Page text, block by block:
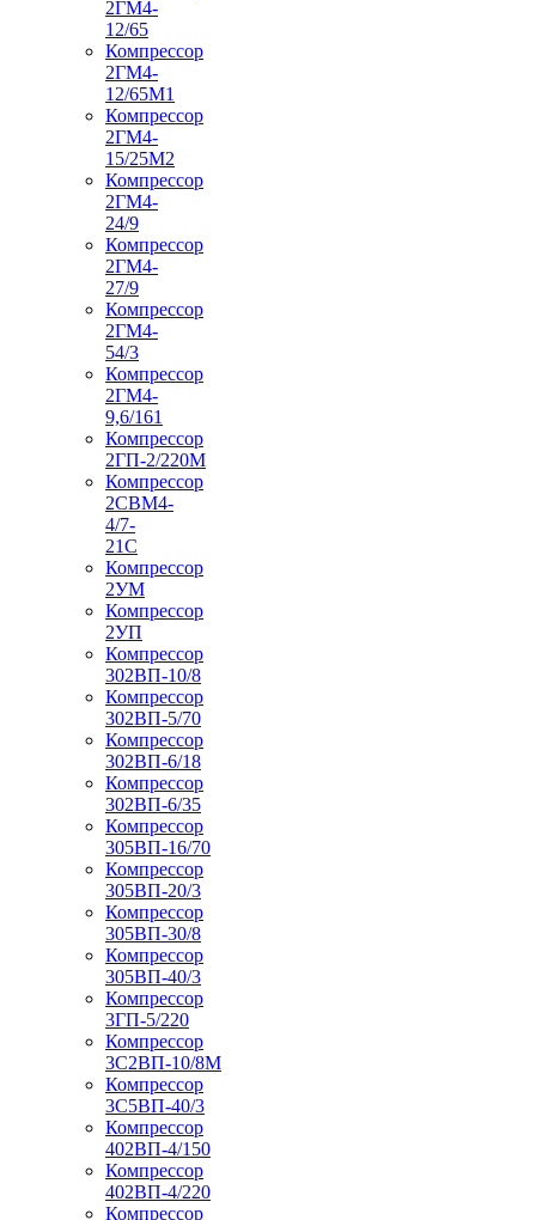
2ГМ4-
12/65
Компрессор
2ГМ4-
12/65М1
Компрессор
2ГМ4-
15/25М2
Компрессор
2ГМ4-
24/9
Компрессор
2ГМ4-
27/9
Компрессор
2ГМ4-
54/3
Компрессор
2ГМ4-
9,6/161
Компрессор
2ГП-2/220М
Компрессор
2СВМ4-
4/7-
21С
Компрессор
2УМ
Компрессор
2УП
Компрессор
302ВП-10/8
Компрессор
302ВП-5/70
Компрессор
302ВП-6/18
Компрессор
302ВП-6/35
Компрессор
305ВП-16/70
Компрессор
305ВП-20/3
Компрессор
305ВП-30/8
Компрессор
305ВП-40/3
Компрессор
3ГП-5/220
Компрессор
3С2ВП-10/8М
Компрессор
3С5ВП-40/3
Компрессор
402ВП-4/150
Компрессор
402ВП-4/220
Компрессор